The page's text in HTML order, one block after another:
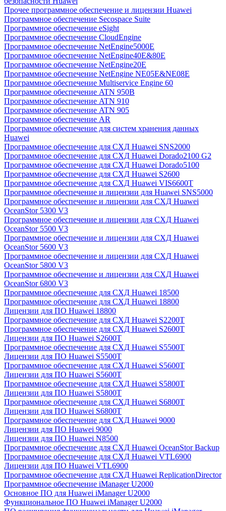
Прочее программное обеспечение и лицензии Huawei
Программное обеспечение Secospace Suite
Программное обеспечение eSight
Программное обеспечение CloudEngine
Программное обеспечение NetEngine5000E
Программное обеспечение NetEngine40E&80E
Программное обеспечение NetEngine20E
Программное обеспечение NetEngine NE05E&NE08E
Программное обеспечение Multiservice Engine 60
Программное обеспечение ATN 950B
Программное обеспечение ATN 910
Программное обеспечение ATN 905
Программное обеспечение AR
Программное обеспечение для систем хранения данных
Huawei
Программное обеспечение для СХД Huawei SNS2000
Программное обеспечение для СХД Huawei Dorado2100 G2
Программное обеспечение для СХД Huawei Dorado5100
Программное обеспечение для СХД Huawei S2600
Программное обеспечение для СХД Huawei VIS6600T
Программное обеспечение и лицензии для Huawei SNS5000
Программное обеспечение и лицензии для СХД Huawei
OceanStor 5300 V3
Программное обеспечение и лицензии для СХД Huawei
OceanStor 5500 V3
Программное обеспечение и лицензии для СХД Huawei
OceanStor 5600 V3
Программное обеспечение и лицензии для СХД Huawei
OceanStor 5800 V3
Программное обеспечение и лицензии для СХД Huawei
OceanStor 6800 V3
Программное обеспечение для СХД Huawei 18500
Программное обеспечение для СХД Huawei 18800
Лицензии для ПО Huawei 18800
Программное обеспечение для СХД Huawei S2200T
Программное обеспечение для СХД Huawei S2600T
Лицензии для ПО Huawei S2600T
Программное обеспечение для СХД Huawei S5500T
Лицензии для ПО Huawei S5500T
Программное обеспечение для СХД Huawei S5600T
Лицензии для ПО Huawei S5600T
Программное обеспечение для СХД Huawei S5800T
Лицензии для ПО Huawei S5800T
Программное обеспечение для СХД Huawei S6800T
Лицензии для ПО Huawei S6800T
Программное обеспечение для СХД Huawei 9000
Лицензии для ПО Huawei 9000
Лицензии для ПО Huawei N8500
Программное обеспечение для СХД Huawei OceanStor Backup
Программное обеспечение для СХД Huawei VTL6900
Лицензии для ПО Huawei VTL6900
Программное обеспечение для СХД Huawei ReplicationDirector
Программное обеспечение iManager U2000
Основное ПО для Huawei iManager U2000
Функциональное ПО Huawei iManager U2000